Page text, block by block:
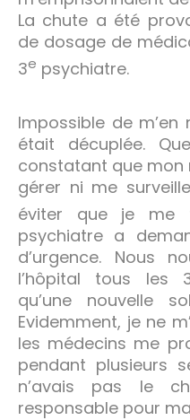
La chute a été
de dosage de
3e psychiatre.
Impossible de
était décuplée.
constatant que mon
gérer ni me
éviter que je me
psychiatre a
d’urgence. Nous
l’hôpital tous les
qu’une nouvelle
Evidemment, je ne
les médecins me
pendant plusieurs
n’avais pas le
responsable pour